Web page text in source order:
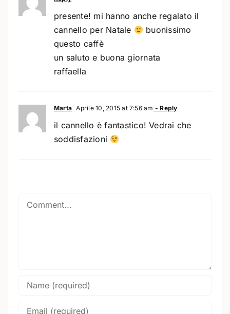
presente! mi hanno anche regalato il
cannello per Natale
buonissimo
questo caffè
un saluto e buona giornata
raffaella
Marta Aprile 10, 2015 at 7:56 am - Reply
il cannello è fantastico! Vedrai che
soddisfazioni